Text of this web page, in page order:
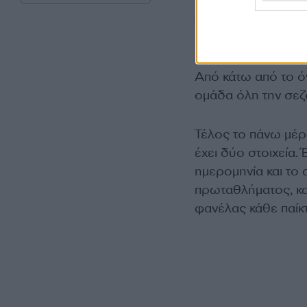
στην άλλη
Από κάτω από το
ομάδα όλη την
Τέλος το πάνω
έχει δύο
ημερομηνία και
πρωταθλήματος,
φανέλας κάθε